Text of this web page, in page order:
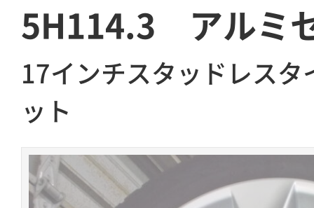
5H114.3 アルミ
17インチスタッドレスタ
ット